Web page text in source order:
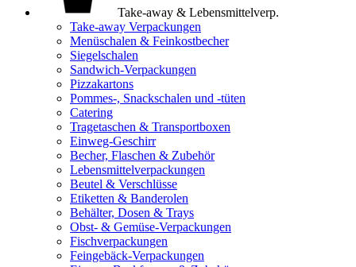
Take-away & Lebensmittelverp.
Take-away Verpackungen
Menüschalen & Feinkostbecher
Siegelschalen
Sandwich-Verpackungen
Pizzakartons
Pommes-, Snackschalen und -tüten
Catering
Tragetaschen & Transportboxen
Einweg-Geschirr
Becher, Flaschen & Zubehör
Lebensmittelverpackungen
Beutel & Verschlüsse
Etiketten & Banderolen
Behälter, Dosen & Trays
Obst- & Gemüse-Verpackungen
Fischverpackungen
Feingebäck-Verpackungen